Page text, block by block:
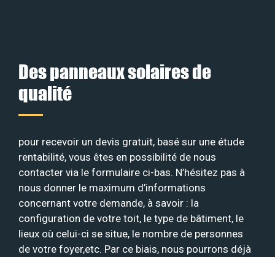
Des panneaux solaires de
qualité
pour recevoir un devis gratuit, basé sur une étude
rentabilité, vous êtes en possibilité de nous
contacter via le formulaire ci-bas. N’hésitez pas à
nous donner le maximum d’informations
concernant votre demande, à savoir : la
configuration de votre toit, le type de bâtiment, le
lieux où celui-ci se situe, le nombre de personnes
de votre foyer,etc. Par ce biais, nous pourrons déjà